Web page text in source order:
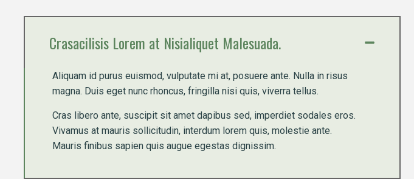
Crasacilisis Lorem at Nisialiquet Malesuada.
Aliquam id purus euismod, vulputate mi at, posuere ante. Nulla in risus
magna. Duis eget nunc rhoncus, fringilla nisi quis, viverra tellus.
Cras libero ante, suscipit sit amet dapibus sed, imperdiet sodales eros.
Vivamus at mauris sollicitudin, interdum lorem quis, molestie ante.
Mauris finibus sapien quis augue egestas dignissim.